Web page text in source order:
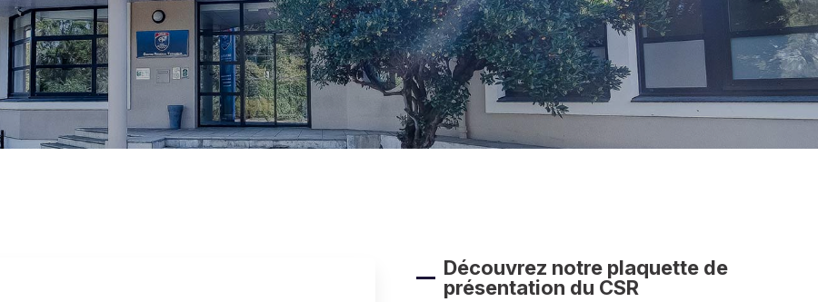
Découvrez notre plaquette de
présentation du CSR